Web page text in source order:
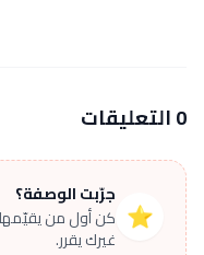
0 التعليقات
⭐
جرّبت الوصفة؟
كن أول من
غيرك يقرر.